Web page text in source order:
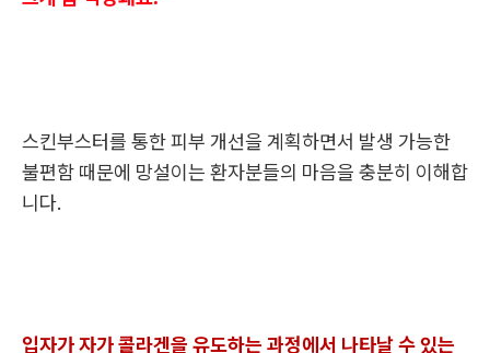
스킨부스터를 통한 피부 개선을 계획하면서 발생 가능한
불편함 때문에 망설이는 환자분들의 마음을 충분히 이해합
니다.
입자가 자가 콜라겐을 유도하는 과정에서 나타날 수 있는